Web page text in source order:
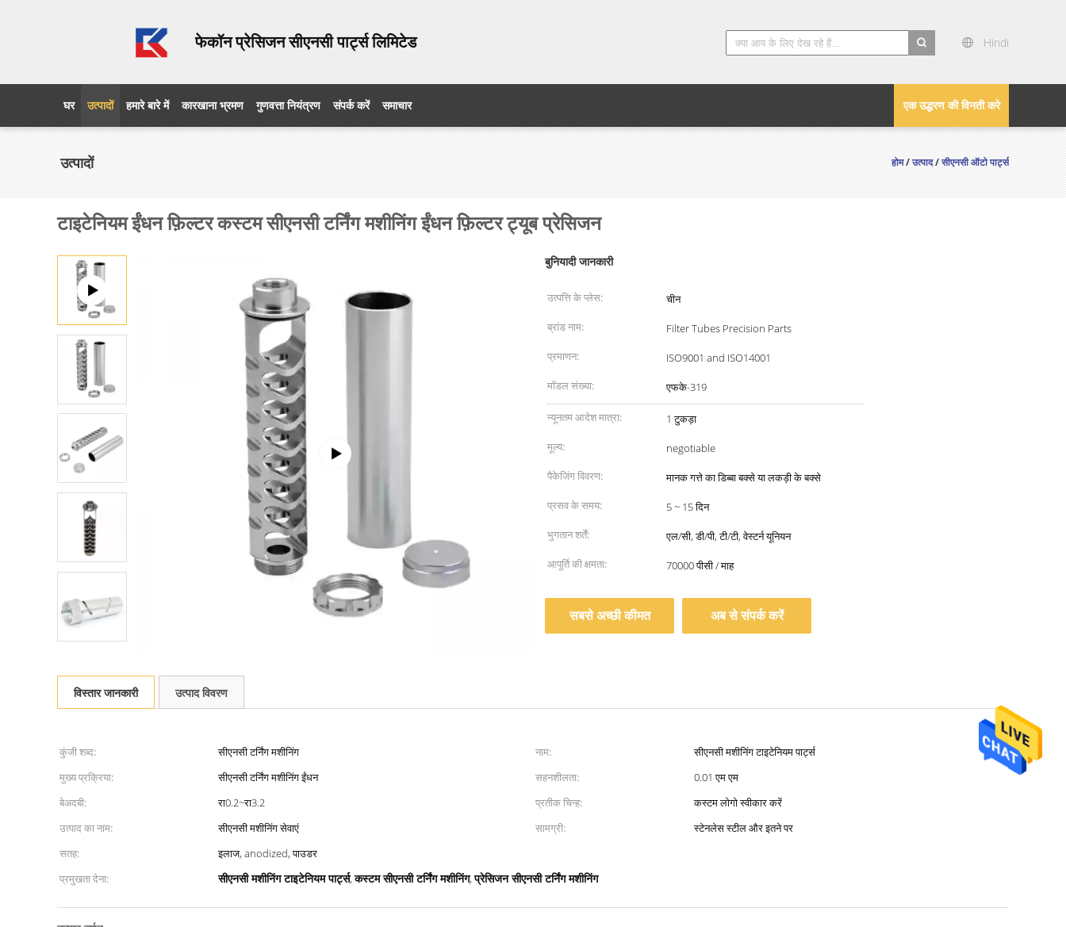
फेकॉन प्रेसिजन सीएनसी पार्ट्स लिमिटेड Hindi
एक उद्धरण की विनती करे
घर उत्पादों हमारे बारे में कारखाना भ्रमण गुणवत्ता नियंत्रण संपर्क करें समाचार
उत्पादों होम/उत्पाद/सीएनसी ऑटो पार्ट्स
टाइटेनियम ईंधन फ़िल्टर कस्टम सीएनसी टर्निंग मशीनिंग ईंधन फ़िल्टर ट्यूब प्रेसिजन
बुनियादी जानकारी
उत्पत्ति के प्लेस:
चीन
ब्रांड नाम:
Filter Tubes Precision Parts
प्रमाणन:
ISO9001 and ISO14001
मॉडल संख्या:
एफके-319
न्यूनतम आदेश मात्रा:
1 टुकड़ा
मूल्य:
negotiable
पैकेजिंग विवरण:
मानक गत्ते का डिब्बा बक्से या लकड़ी के बक्से
प्रसव के समय:
5 ~ 15 दिन
भुगतान शर्तें:
एल/सी, डी/पी, टी/टी, वेस्टर्न यूनियन
आपूर्ति की क्षमता:
70000 पीसी / माह
सबसे अच्छी कीमत अब से संपर्क करें
विस्तार जानकारी उत्पाद विवरण
कुंजी शब्द: सीएनसी टर्निंग मशीनिंग नाम:
सीएनसी मशीनिंग टाइटेनियम पार्ट्स
मुख्य प्रक्रिया:
सीएनसी टर्निंग मशीनिंग ईंधन सहनशीलता:
0.01 एम एम
बेअदबी:
रा0.2~रा3.2 प्रतीक चिन्ह:
कस्टम लोगो स्वीकार करें
उत्पाद का नाम:
सीएनसी मशीनिंग सेवाएं सामग्री:
स्टेनलेस स्टील और इतने पर
सतह:
इलाज, anodized, पाउडर
प्रमुखता देना:
सीएनसी मशीनिंग टाइटेनियम पार्ट्स,कस्टम सीएनसी टर्निंग मशीनिंग,प्रेसिजन सीएनसी टर्निंग मशीनिंग